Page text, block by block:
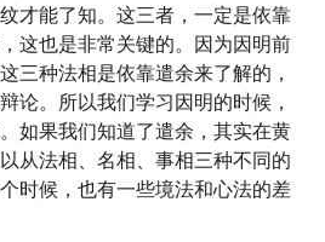
才能了知。这三者，一定是依靠
这也是非常关键的。因为因明前
三种法相是依靠遣余来了解的，
论。所以我们学习因明的时候，
如果我们知道了遣余，其实在黄
从法相、名相、事相三种不同的
时候，也有一些境法和心法的差